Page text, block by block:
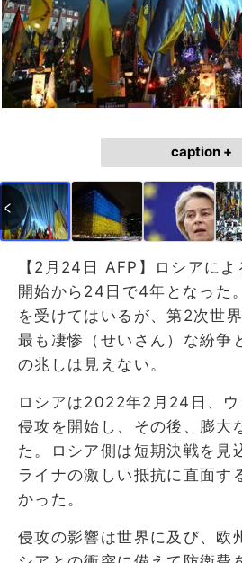
caption +
【2月24日 AFP】ロシアに
開始から24日で4年となった
を受けてはいるが、第2次世
最も凄惨（せいさん）な紛争
の兆しは見えない。
ロシアは2022年2月24日、ウ
侵攻を開始し、その後、膨大
た。ロシア側は短期決戦を見
ライナの激しい抵抗に直面す
かった。
侵攻の影響は世界に及び、欧